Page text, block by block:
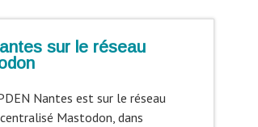
sur le réseau
Nantes est sur le réseau
Mastodon, dans